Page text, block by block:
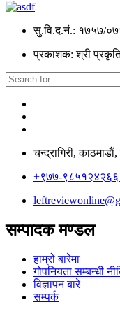
सु.वि.द.नं.: १७५७/
प्रकाशक: श्री प्रकृति
चन्द्रागिरी,
+९७७-
सम्पादक मण्डल
हाम्रो बारेमा
गोपनियता सम्बन्धी
विज्ञापन बारे
सम्पर्क